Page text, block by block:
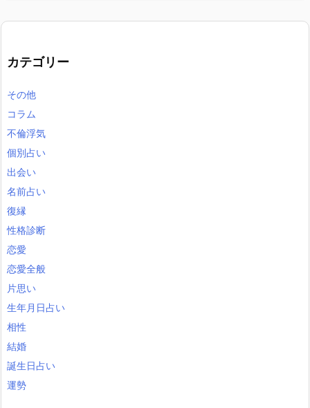
カテゴリー
その他
コラム
不倫浮気
個別占い
出会い
名前占い
復縁
性格診断
恋愛
恋愛全般
片思い
生年月日占い
相性
結婚
誕生日占い
運勢